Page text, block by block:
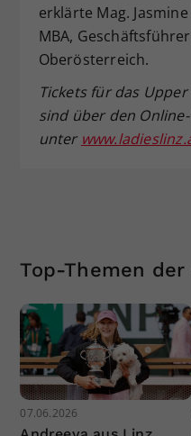
erklärte Mag.
MBA,
Oberösterreich.
Tickets für das
sind über den
unter
Top-Themen der
07.06.2026